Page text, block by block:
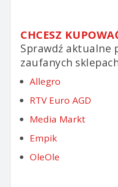
CHCESZ
Sprawdź aktualne
zaufanych
Allegro
RTV Euro AGD
Media Markt
Empik
OleOle